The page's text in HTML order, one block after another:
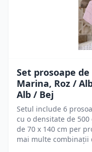
Set prosoape
Marina, Roz /
Alb / Bej
Setul include 6
cu o densitate de
de 70 x 140 cm per
mai multe combinații